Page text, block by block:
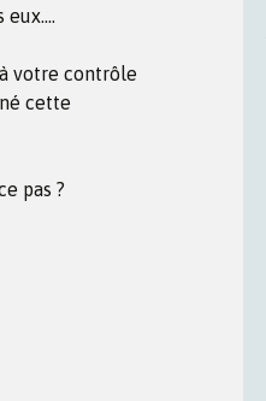
eux….
votre contrôle
cette
pas ?